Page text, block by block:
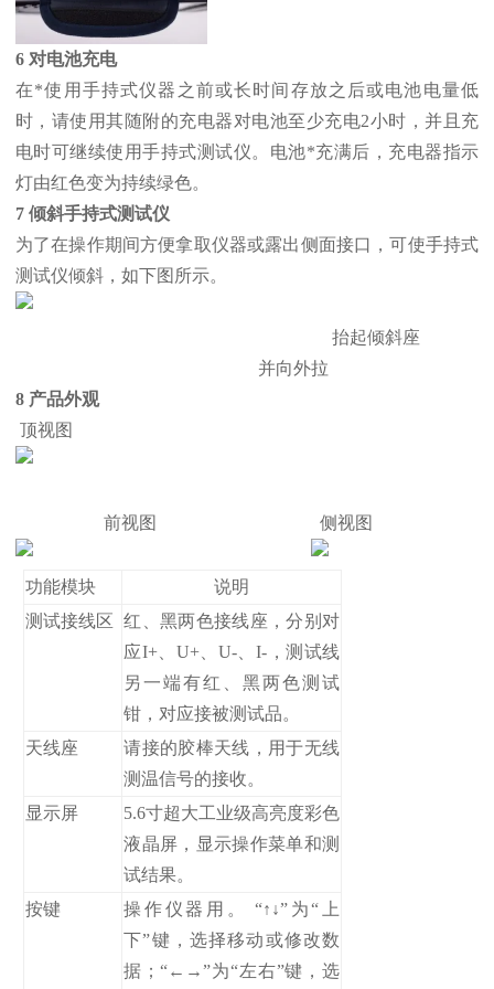
6 对电池充电
在*使用手持式仪器之前或长时间存放之后或电池电量低
时，请使用其随附的充电器对电池至少充电2小时，并且充
电时可继续使用手持式测试仪。电池*充满后，充电器指示
灯由红色变为持续绿色。
7 倾斜手持式测试仪
为了在操作期间方便拿取仪器或露出侧面接口，可使手持式
测试仪倾斜，如下图所示。
抬起倾斜座
并向外拉
8 产品外观
顶视图
前视图 侧视图
功能模块
说明
测试接线区 红、黑两色接线座，分别对
应I+、U+、U-、I-，测试线
另一端有红、黑两色测试
钳，对应接被测试品。
天线座
请接的胶棒天线，用于无线
测温信号的接收。
显示屏
5.6寸超大工业级高亮度彩色
液晶屏，显示操作菜单和测
试结果。
按键
操作仪器用。 “↑↓”为“上
下”键，选择移动或修改数
据；“←→”为“左右”键，选